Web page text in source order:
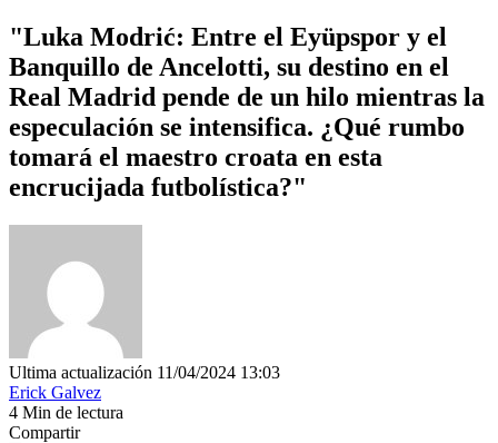
"Luka Modrić: Entre el Eyüpspor y el
Banquillo de Ancelotti, su destino en el
Real Madrid pende de un hilo mientras la
especulación se intensifica. ¿Qué rumbo
tomará el maestro croata en esta
encrucijada futbolística?"
Ultima actualización 11/04/2024 13:03
Erick Galvez
4 Min de lectura
Compartir